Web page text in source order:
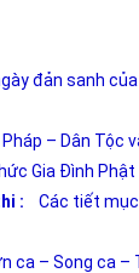
đản sanh của
– Dân Tộc và
Gia Đình Phật
: Các tiết mục
– Song ca –